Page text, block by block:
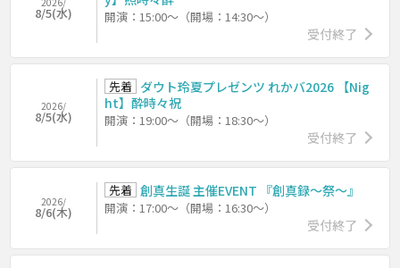
8/5(水) 開演：15:00～（開場：14:30～）
受付終了
2026/
8/5(水)
先着 ダウト玲夏プレゼンツ れかバ2026 【Nig
ht】酔時々祝
開演：19:00～（開場：18:30～）
受付終了
2026/
8/6(木)
先着 創真生誕 主催EVENT 『創真録～祭～』
開演：17:00～（開場：16:30～）
受付終了